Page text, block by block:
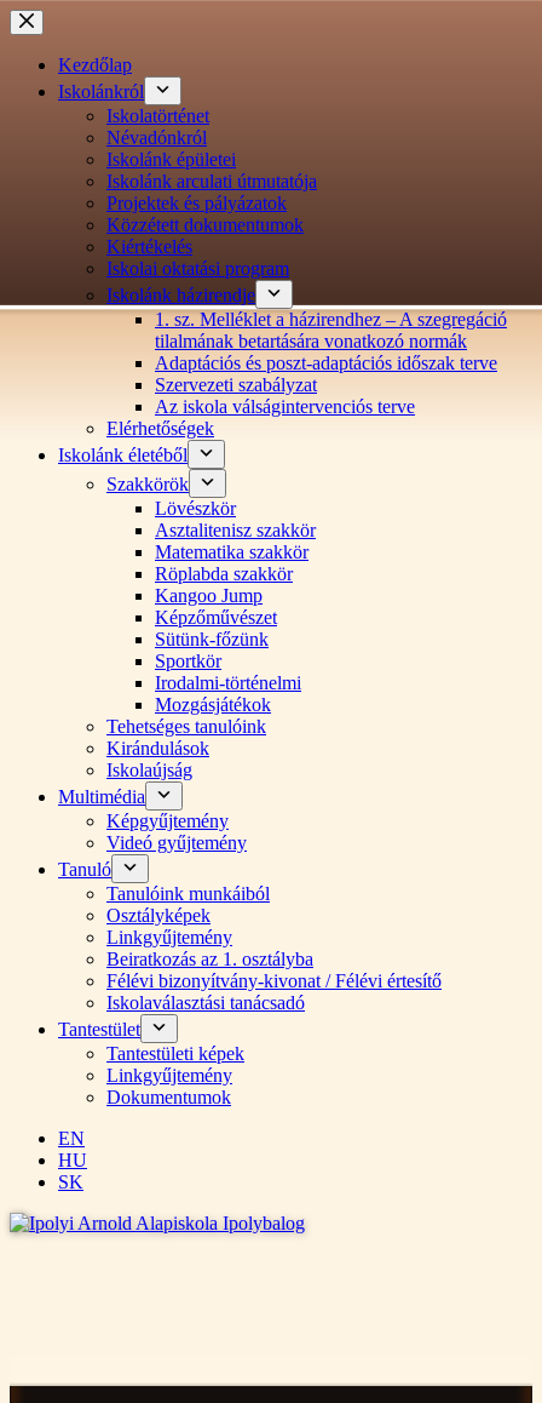
Ugrás
a
tartalomraKezdőlap
Iskolánkról
Iskolatörténet
Névadónkról
Iskolánk épületei
Iskolánk arculati útmutatója
Projektek és pályázatok
Közzétett dokumentumok
Kiértékelés
Iskolai oktatási program
Iskolánk házirendje
1. sz. Melléklet a házirendhez – A szegregáció
tilalmának betartására vonatkozó normák
Adaptációs és poszt-adaptációs időszak terve
Szervezeti szabályzat
Az iskola válságintervenciós terve
Elérhetőségek
Iskolánk életéből
Szakkörök
Lövészkör
Asztalitenisz szakkör
Matematika szakkör
Röplabda szakkör
Kangoo Jump
Képzőművészet
Sütünk-főzünk
Sportkör
Irodalmi-történelmi
Mozgásjátékok
Tehetséges tanulóink
Kirándulások
Iskolaújság
Multimédia
Képgyűjtemény
Videó gyűjtemény
Tanuló
Tanulóink munkáiból
Osztályképek
Linkgyűjtemény
Beiratkozás az 1. osztályba
Félévi bizonyítvány-kivonat / Félévi értesítő
Iskolaválasztási tanácsadó
Tantestület
Tantestületi képek
Linkgyűjtemény
Dokumentumok
EN
HU
SK